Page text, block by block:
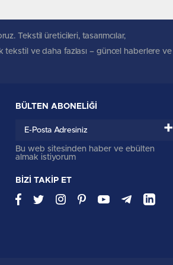
Tekstil üreticileri, tasarımcılar,
tekstil ve daha fazlası – güncel haberlere ve
BÜLTEN ABONELİĞİ
+
Bu web sitesinden haber ve ebülten
almak istiyorum
BİZİ TAKİP ET